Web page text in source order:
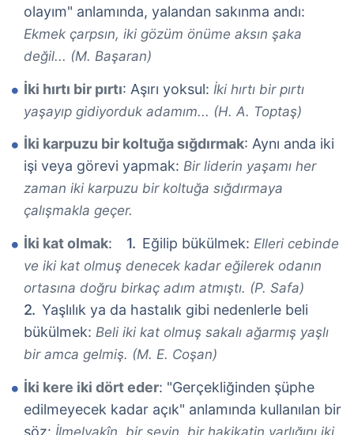
olayım" anlamında, yalandan sakınma andı:
Ekmek çarpsın, iki gözüm önüme aksın şaka
değil... (M. Başaran)
İki hırtı bir pırtı: Aşırı yoksul: İki hırtı bir pırtı
yaşayıp gidiyorduk adamım... (H. A. Toptaş)
İki karpuzu bir koltuğa sığdırmak: Aynı anda iki
işi veya görevi yapmak: Bir liderin yaşamı her
zaman iki karpuzu bir koltuğa sığdırmaya
çalışmakla geçer.
İki kat olmak: Eğilip bükülmek: Elleri cebinde
ve iki kat olmuş denecek kadar eğilerek odanın
ortasına doğru birkaç adım atmıştı. (P. Safa)
Yaşlılık ya da hastalık gibi nedenlerle beli
bükülmek: Beli iki kat olmuş sakalı ağarmış yaşlı
bir amca gelmiş. (M. E. Coşan)
İki kere iki dört eder: "Gerçekliğinden şüphe
edilmeyecek kadar açık" anlamında kullanılan bir
söz: İlmelyakîn, bir şeyin, bir hakikatin varlığını iki